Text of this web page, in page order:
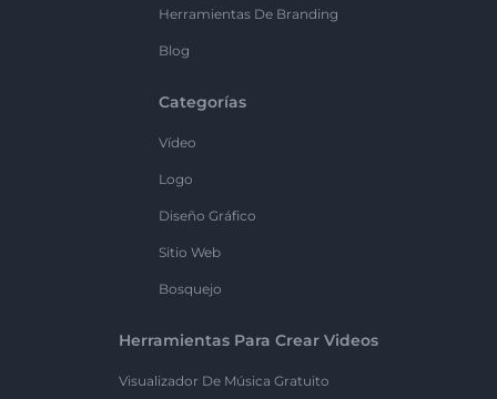
Herramientas De Branding
Blog
Categorías
Vídeo
Logo
Diseño Gráfico
Sitio Web
Bosquejo
Herramientas Para Crear Videos
Visualizador De Música Gratuito